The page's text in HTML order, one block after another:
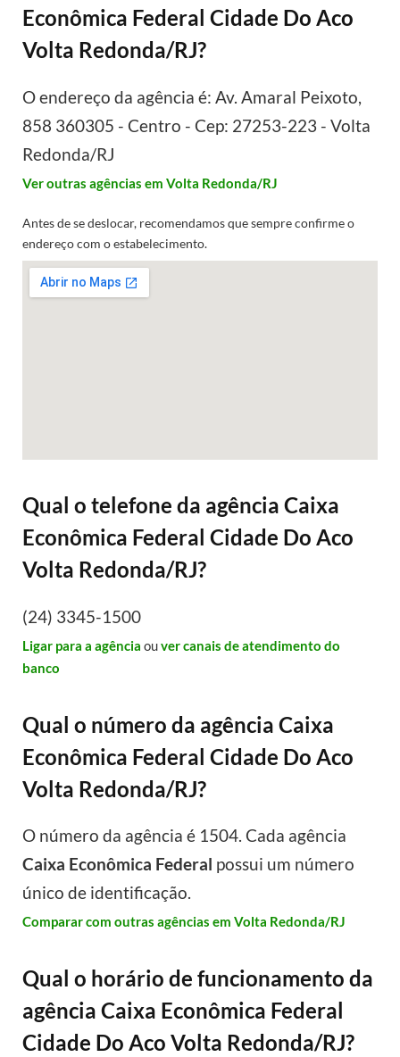
Econômica Federal Cidade Do Aco
Volta Redonda/RJ?
O endereço da agência é: Av. Amaral Peixoto,
858 360305 - Centro - Cep: 27253-223 - Volta
Redonda/RJ
Ver outras agências em Volta Redonda/RJ
Antes de se deslocar, recomendamos que sempre confirme o
endereço com o estabelecimento.
Qual o telefone da agência Caixa
Econômica Federal Cidade Do Aco
Volta Redonda/RJ?
(24) 3345-1500
Ligar para a agência ouver canais de atendimento do
banco
Qual o número da agência Caixa
Econômica Federal Cidade Do Aco
Volta Redonda/RJ?
O número da agência é 1504. Cada agência
Caixa Econômica Federal possui um número
único de identificação.
Comparar com outras agências em Volta Redonda/RJ
Qual o horário de funcionamento da
agência Caixa Econômica Federal
Cidade Do Aco Volta Redonda/RJ?